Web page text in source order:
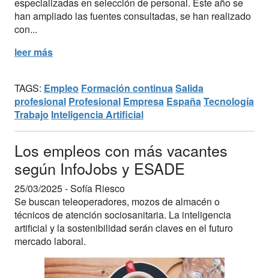
han ampliado las fuentes consultadas, se han realizado
con...
leer más
TAGS: Empleo Formación continua Salida
profesional Profesional Empresa España Tecnología
Trabajo Inteligencia Artificial
Los empleos con más vacantes
según InfoJobs y ESADE
25/03/2025 -Sofía Riesco
Se buscan teleoperadores, mozos de almacén o
técnicos de atención sociosanitaria. La inteligencia
artificial y la sostenibilidad serán claves en el futuro
mercado laboral.